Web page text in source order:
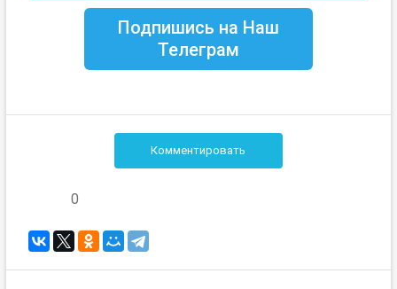
Подпишись на Наш
Телеграм
Комментировать
0